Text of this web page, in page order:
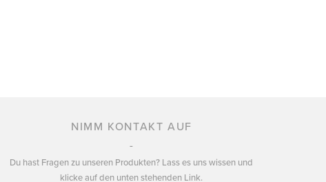
NIMM KONTAKT AUF
Du hast Fragen zu unseren Produkten? Lass es uns wissen und
klicke auf den unten stehenden Link.